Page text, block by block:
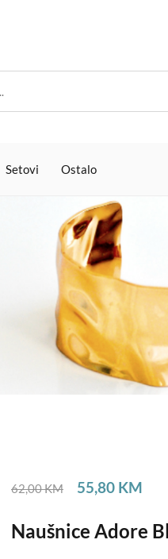
Setovi Ostalo
62,00KM 55,80 KM
Naušnice Adore